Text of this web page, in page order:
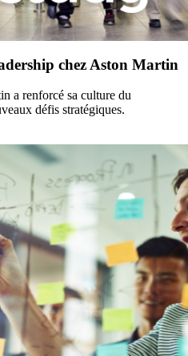
chez Aston Martin
a renforcé sa culture du
défis stratégiques.